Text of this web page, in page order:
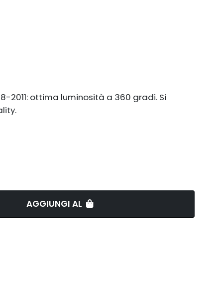
2011: ottima luminosità a 360 gradi. Si
AGGIUNGI AL